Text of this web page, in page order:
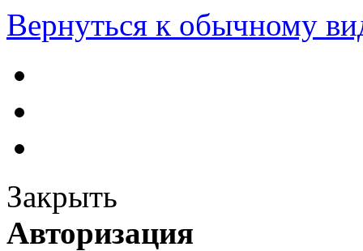
Вернуться к обычному
Закрыть
Авторизация